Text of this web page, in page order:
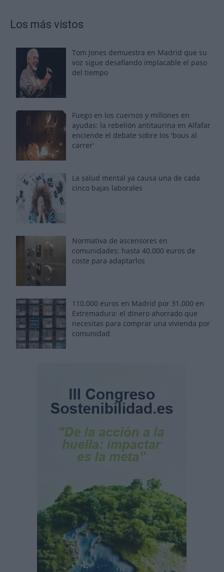
Los más vistos
Tom Jones demuestra en Madrid que su
voz sigue desafiando implacable el paso
del tiempo
Fuego en los cuernos y millones en
ayudas: la rebelión antitaurina en Alfafar
enciende el debate sobre los 'bous al
carrer'
La salud mental ya causa una de cada
cinco bajas laborales
Normativa de ascensores en
comunidades: hasta 40.000 euros de
coste para adaptarlos
110.000 euros en Madrid por 31.000 en
Extremadura: el dinero ahorrado que
necesitas para comprar una vivienda por
comunidad